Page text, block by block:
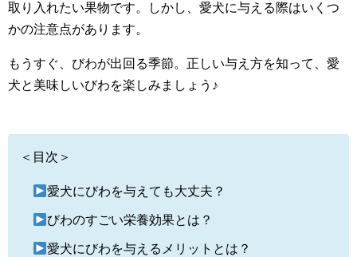
取り入れたい果物です。しかし、愛犬に与える際はいくつ
かの注意点があります。
もうすぐ、びわが出回る季節。正しい与え方を知って、愛
犬と美味しいびわを楽しみましょう♪
＜目次＞
愛犬にびわを与えても大丈夫？
びわのすごい栄養効果とは？
愛犬にびわを与えるメリットとは？